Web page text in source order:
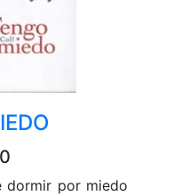
dormir por miedo